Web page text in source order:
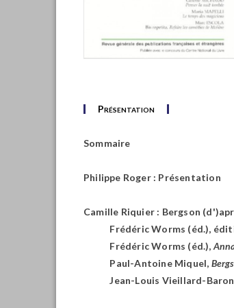
Présentation
Sommaire
Philippe Roger : Présentation
Camille Riquier : Bergson
Frédéric Worms (éd.),
Frédéric Worms (éd.),
Paul-Antoine Miquel,
Jean-Louis Vieillard-Baron